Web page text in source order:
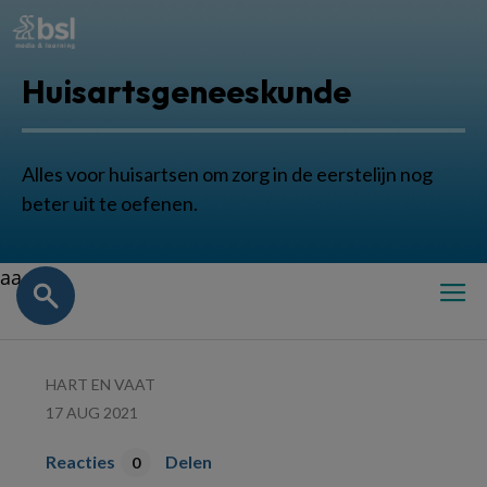
Huisartsgeneeskunde
Alles voor huisartsen om zorg in de eerstelijn nog
beter uit te oefenen.
aa
HART EN VAAT
17 AUG 2021
Reacties 0 Delen